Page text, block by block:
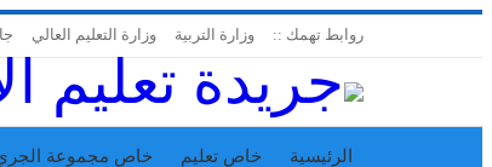
روابط تهمك :: وزارة التربية وزارة التعليم العالي
الرئيسية خاص تعليم خاص مجموعة الجري